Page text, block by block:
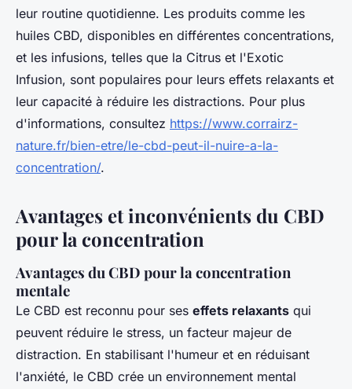
leur routine quotidienne. Les produits comme les
huiles CBD, disponibles en différentes concentrations,
et les infusions, telles que la Citrus et l'Exotic
Infusion, sont populaires pour leurs effets relaxants et
leur capacité à réduire les distractions. Pour plus
d'informations, consultez https://www.corrairz-
nature.fr/bien-etre/le-cbd-peut-il-nuire-a-la-
concentration/.
Avantages et inconvénients du CBD
pour la concentration
Avantages du CBD pour la concentration
mentale
Le CBD est reconnu pour ses effets relaxants qui
peuvent réduire le stress, un facteur majeur de
distraction. En stabilisant l'humeur et en réduisant
l'anxiété, le CBD crée un environnement mental